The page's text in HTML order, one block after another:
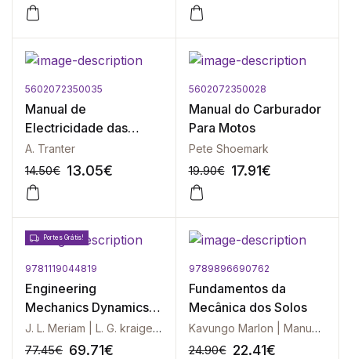
5602072350035
Manual de
Electricidade das
Motos
A. Tranter
14.50€ 13.05€
5602072350028
Manual do Carburador
Para Motos
Pete Shoemark
19.90€ 17.91€
Portes Grátis!
9781119044819
Engineering
Mechanics Dynamics
SI Version
J. L. Meriam | L. G. kraige | J. N. Bolton
77.45€ 69.71€
9789896690762
Fundamentos da
Mecânica dos Solos
Kavungo Marlon | Manuel Leal Gomes | Amândio Teixeira Pinto
24.90€ 22.41€